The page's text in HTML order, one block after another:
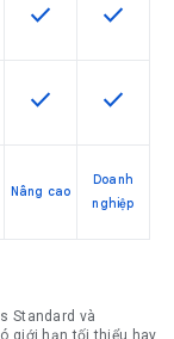
năng này
hỗ trợ tính năng
SKU có hỗ trợ
check SKU có
check
năng này
hỗ trợ tính năng
SKU có hỗ trợ
check SKU có
check
Nâng cao
Doanh
nghiệp
Standard và